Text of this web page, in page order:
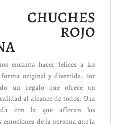
ROJO
encanta hacer felices a las
forma original y divertida. Por
un regalo que ofrece un
al alcance de todos. Una
con la que afloran los
de la persona que la